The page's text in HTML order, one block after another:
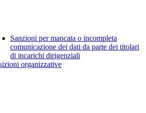
Sanzioni per mancata o incompleta
comunicazione dei dati da parte dei titolari
di incarichi dirigenziali
organizzative